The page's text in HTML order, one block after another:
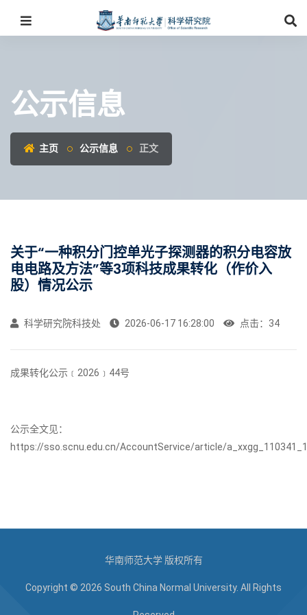
公示信息
主页 公示信息 正文
关于“一种积分门控单光子探测器的积分电容放
电电路及方法”等3项科技成果转化（作价入
股）情况公示
科学研究院科技处 2026-06-17 16:28:00 点击： 34
成果转化公示﹝2026﹞44号
公示全文见：
https://sso.scnu.edu.cn/AccountService/article/
华南师范大学 版权所有
Copyright © 2026 South China Normal University. All Rights